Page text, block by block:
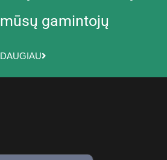
mūsų gamintojų
DAUGIAU